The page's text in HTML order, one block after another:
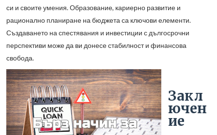
си и своите умения. Образование, кариерно развитие и
рационално планиране на бюджета са ключови елементи.
Създаването на спестявания и инвестиции с дългосрочни
перспективи може да ви донесе стабилност и финансова
свобода.
Закл
ючен
ие